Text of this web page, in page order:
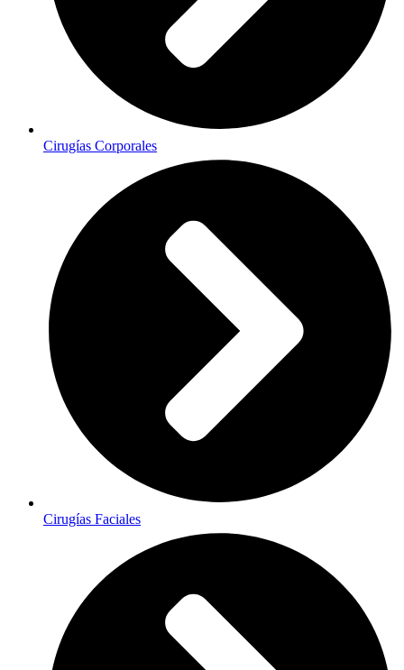
Cirugías Corporales
Cirugías Faciales